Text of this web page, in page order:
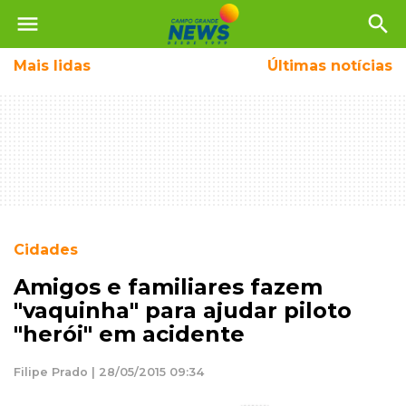
menu search
Mais lidas Últimas notícias
Cidades
Amigos e familiares fazem
"vaquinha" para ajudar piloto
"herói" em acidente
Filipe Prado | 28/05/2015 09:34